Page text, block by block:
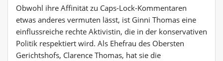
Obwohl ihre Affinität zu Caps-Lock-Kommentaren
etwas anderes vermuten lässt, ist Ginni Thomas eine
einflussreiche rechte Aktivistin, die in der konservativen
Politik respektiert wird. Als Ehefrau des Obersten
Gerichtshofs, Clarence Thomas, hat sie die